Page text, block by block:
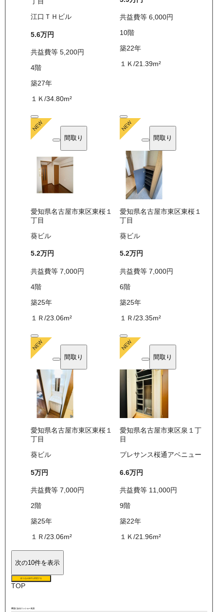
江口ＴＨビル
5.6万円
共益費等 5,200円
4階
築27年
１Ｋ /34.80m²
共益費等6,000円
10階
築22年
１Ｋ/21.39m²
間取り
愛知県名古屋市東区東桜１
丁目
葵ビル
5.2万円
共益費等 7,000円
4階
築25年
１Ｒ/23.06m²
間取り
愛知県名古屋市東区東桜１
丁目
葵ビル
5.2万円
共益費等7,000円
6階
築25年
１Ｒ/23.35m²
間取り
愛知県名古屋市東区東桜１
丁目
葵ビル
5万円
共益費等 7,000円
2階
築25年
１Ｒ/23.06m²
間取り
愛知県名古屋市東区泉１丁
目
プレサンス桜通アベニュー
6.6万円
共益費等 11,000円
9階
築22年
１Ｋ/21.96m²
次の10件を表示
絞り込み条件を変更する
TOP
周辺にあるニッショー支店